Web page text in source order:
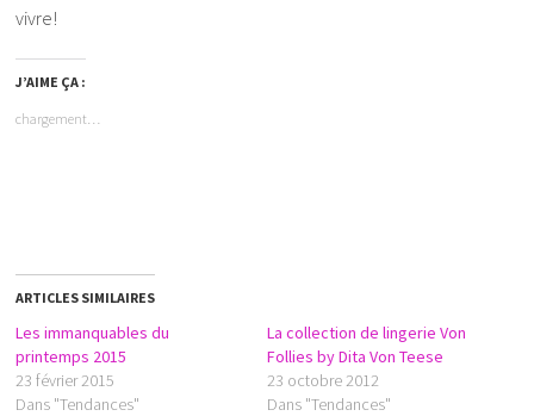
vivre!
J’AIME ÇA :
chargement…
ARTICLES SIMILAIRES
Les immanquables du
printemps 2015
23 février 2015
Dans "Tendances"
La collection de lingerie Von
Follies by Dita Von Teese
23 octobre 2012
Dans "Tendances"